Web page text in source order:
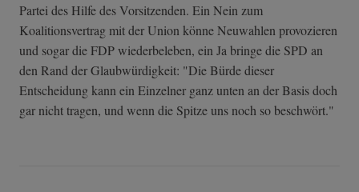
Partei des Hilfe des Vorsitzenden. Ein Nein zum
Koalitionsvertrag mit der Union könne Neuwahlen provozieren
und sogar die FDP wiederbeleben, ein Ja bringe die SPD an
den Rand der Glaubwürdigkeit: "Die Bürde dieser
Entscheidung kann ein Einzelner ganz unten an der Basis doch
gar nicht tragen, und wenn die Spitze uns noch so beschwört."